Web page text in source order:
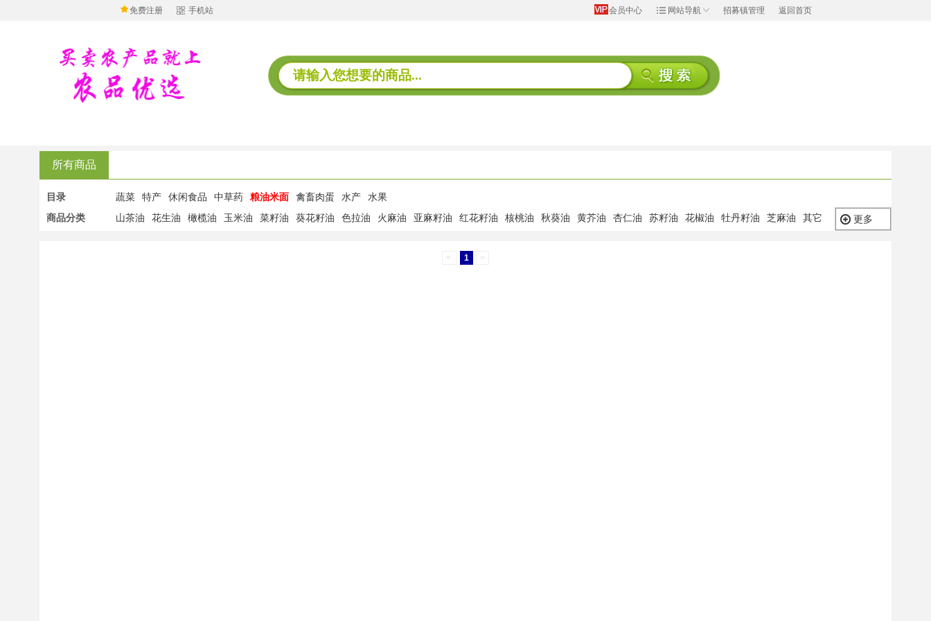
免费注册 手机站 会员中心 网站导航 招募镇管理 返回首页
所有商品
目录 蔬菜 特产 休闲食品 中草药 粮油米面 禽畜肉蛋 水产
水果
商品分类
更多
山茶油 花生油 橄榄油 玉米油 菜籽油 葵花籽油 色拉油 火麻油 亚麻籽油 红花籽油 核桃油 秋葵油 黄芥油 杏仁油 苏籽油 花椒油 牡丹籽油 芝麻油 其它
< 1 >